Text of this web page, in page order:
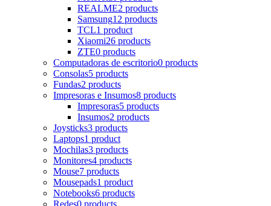
REALME2 products
Samsung12 products
TCL1 product
Xiaomi26 products
ZTE0 products
Computadoras de escritorio0 products
Consolas5 products
Fundas2 products
Impresoras e Insumos8 products
Impresoras5 products
Insumos2 products
Joysticks3 products
Laptops1 product
Mochilas3 products
Monitores4 products
Mouse7 products
Mousepads1 product
Notebooks6 products
Redes0 products